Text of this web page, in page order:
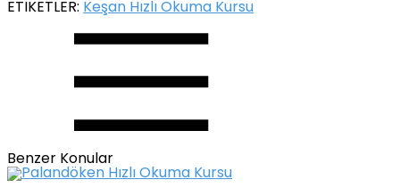
ETİKETLER: Keşan Hızlı Okuma Kursu
Benzer Konular